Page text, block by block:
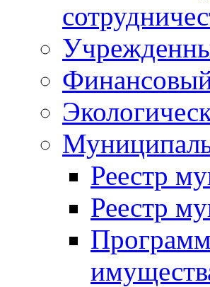
Реестр
Реестр